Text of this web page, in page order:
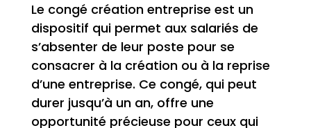
Le congé création entreprise est un
dispositif qui permet aux salariés de
s’absenter de leur poste pour se
consacrer à la création ou à la reprise
d’une entreprise. Ce congé, qui peut
durer jusqu’à un an, offre une
opportunité précieuse pour ceux qui